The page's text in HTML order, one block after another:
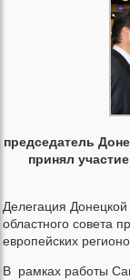
председатель
принял
Делегация
областного совета
европейских
В рамках работы